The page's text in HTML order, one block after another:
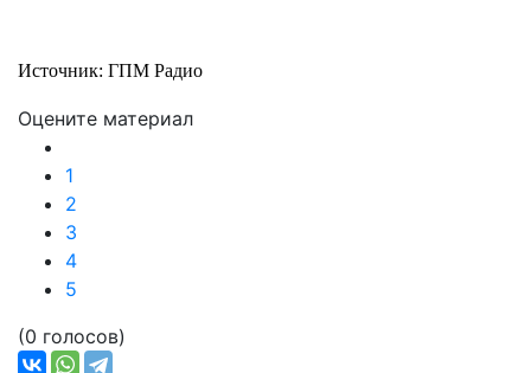
Источник: ГПМ Радио
Оцените материал
1
2
3
4
5
(0 голосов)